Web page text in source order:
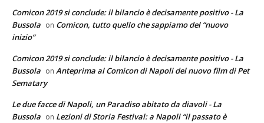
Comicon 2019 si conclude: il bilancio è decisamente positivo - La
Bussola on Comicon, tutto quello che sappiamo del “nuovo
inizio”
Comicon 2019 si conclude: il bilancio è decisamente positivo - La
Bussola on Anteprima al Comicon di Napoli del nuovo film di Pet
Sematary
Le due facce di Napoli, un Paradiso abitato da diavoli - La
Bussola on Lezioni di Storia Festival: a Napoli “il passato è